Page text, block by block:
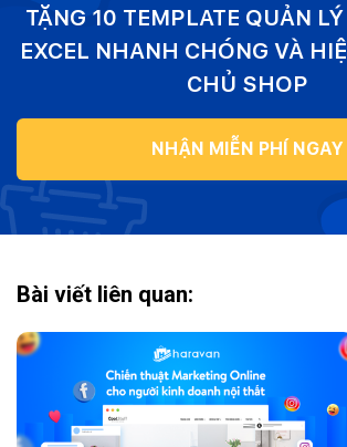
TẶNG 10 TEMPLATE QUẢN
EXCEL NHANH CHÓNG VÀ
CHỦ SHOP
NHẬN MIỄN PHÍ NGAY
Bài viết liên quan: